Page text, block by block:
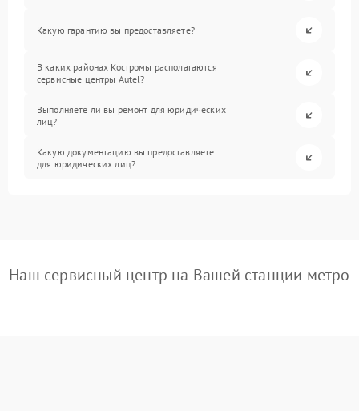
Какую гарантию вы предоставляете?
В каких районах Костромы располагаются
сервисные центры Autel?
Выполняете ли вы ремонт для юридических
лиц?
Какую документацию вы предоставляете
для юридических лиц?
Наш сервисный центр на Вашей станции метро